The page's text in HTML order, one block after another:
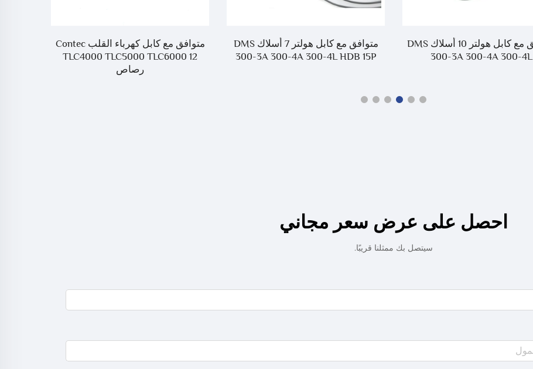
متوافق مع كابل هولتر 10 أسلاك DMS
300-3A 300-4A 300-4L
متوافق مع كابل هولتر 7 أسلاك DMS
300-3A 300-4A 300-4L HDB 15P
متوافق مع كابل كهرباء القلب Contec
TLC4000 TLC5000 TLC6000 12
رصاص
احصل على عرض سعر مجاني
سيتصل بك ممثلنا قريبًا.